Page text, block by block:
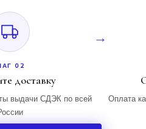
02
доставку
выдачи СДЭК по всей
Оплата